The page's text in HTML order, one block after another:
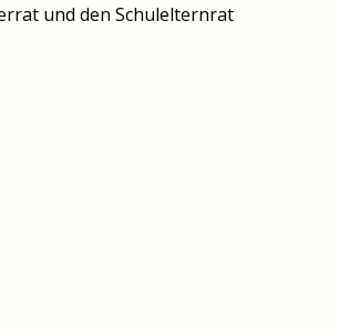
und den Schulelternrat